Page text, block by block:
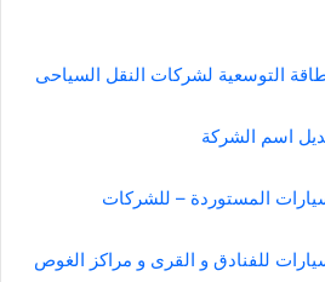
التوسعية لشركات النقل السياحى
اسم الشركة
المستوردة – للشركات
للفنادق و القرى و مراكز الغوص